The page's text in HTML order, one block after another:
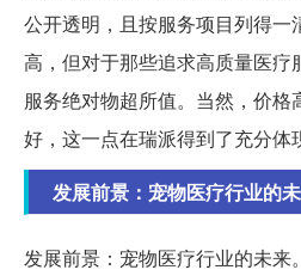
公开透明，且按服务项目列得一
高，但对于那些追求高质量医疗
服务绝对物超所值。当然，价格
好，这一点在瑞派得到了充分体
发展前景：宠物医疗行业的
发展前景：宠物医疗行业的未来